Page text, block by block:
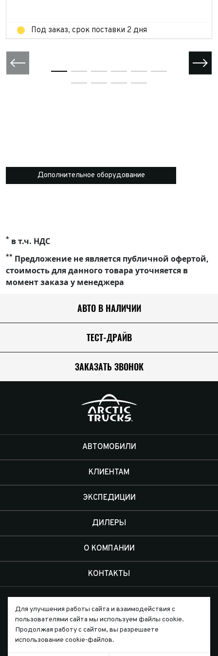
Под заказ, срок поставки 2 дня
Дополнительное оборудование
* в т.ч. НДС
** Предложение не является публичной офертой,
стоимость для данного товара уточняется в
момент заказа у менеджера
АВТО В НАЛИЧИИ
ТЕСТ-ДРАЙВ
ЗАКАЗАТЬ ЗВОНОК
АВТОМОБИЛИ
КЛИЕНТАМ
ЭКСПЕДИЦИИ
ДИЛЕРЫ
О КОМПАНИИ
КОНТАКТЫ
Письмо директору
Для улучшения работы сайта и взаимодействия с
пользователями сайта мы используем файлы cookie.
Продолжая работу с сайтом, вы разрешаете
использование cookie-файлов.